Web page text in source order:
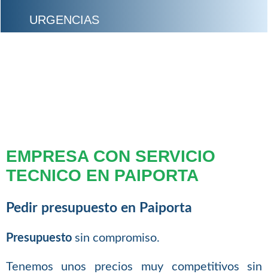
URGENCIAS
EMPRESA CON SERVICIO
TECNICO EN PAIPORTA
Pedir presupuesto en Paiporta
Presupuestosin compromiso.
Tenemos unos precios muy competitivos sin